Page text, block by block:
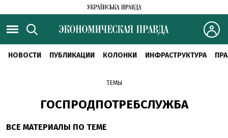
НОВОСТИ ПУБЛИКАЦИИ КОЛОНКИ ИНФРАСТРУКТУРА
ТЕМЫ
ГОСПРОДПОТРЕБСЛУЖБА
ВСЕ МАТЕРИАЛЫ ПО ТЕМЕ